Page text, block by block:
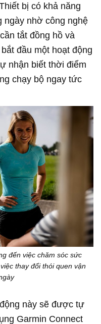
bị có khả năng
ngày nhờ công nghệ
tắt đồng hồ và
đầu một hoạt động
nhận biết thời điểm
chạy bộ ngay tức
đến việc chăm sóc sức
thay đổi thói quen vận
này sẽ được tự
Garmin Connect